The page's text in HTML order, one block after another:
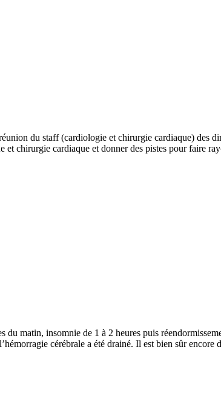
du staff (cardiologie et chirurgie cardiaque)
chirurgie cardiaque et donner des pistes pour faire
matin, insomnie de 1 à 2 heures puis
cérébrale a été drainé. Il est bien sûr encore